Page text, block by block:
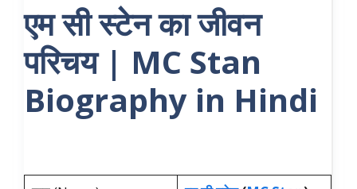
एम सी स्टेन का जीवन
परिचय | MC Stan
Biography in Hindi